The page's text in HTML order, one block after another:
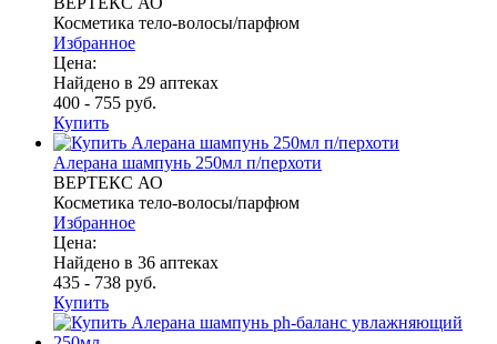
Косметика тело-волосы/парфюм
Избранное
Цена:
Найдено в 29 аптеках
400 - 755 руб.
Купить
Алерана шампунь 250мл п/перхоти
ВЕРТЕКС АО
Косметика тело-волосы/парфюм
Избранное
Цена:
Найдено в 36 аптеках
435 - 738 руб.
Купить